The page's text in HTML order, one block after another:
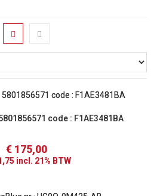
code : F1AE3481BA
€175,00
incl. 21% BTW